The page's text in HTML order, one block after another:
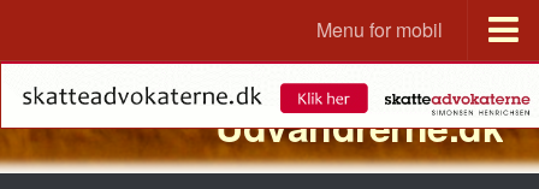
Menu for mobil
Portal
Udvandrerne.dk
Utvandrerne.no
Udvandrerne.dk